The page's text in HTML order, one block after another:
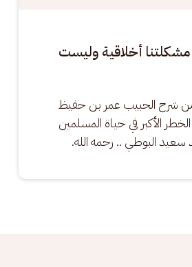
الإثم -13- مشكلتنا أخلاقية وليست
شرح الحبيب عمر بن حفيظ
الأكبر في حياة المسلمين
سعيد البوطي .. رحمه الله.